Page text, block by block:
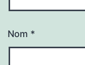
Nom *